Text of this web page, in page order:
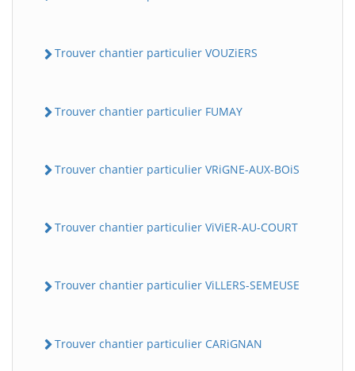
Trouver chantier particulier VOUZiERS
Trouver chantier particulier FUMAY
Trouver chantier particulier VRiGNE-AUX-BOiS
Trouver chantier particulier ViViER-AU-COURT
Trouver chantier particulier ViLLERS-SEMEUSE
Trouver chantier particulier CARiGNAN